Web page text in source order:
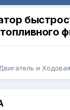
и Ходовая